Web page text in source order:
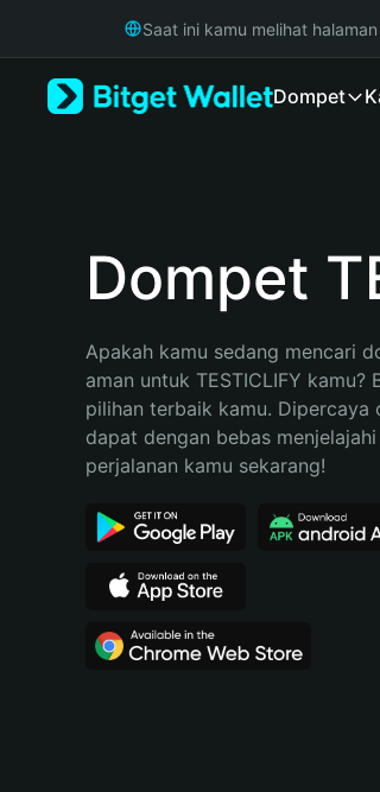
Русский
Bahasa Indonesia
Español (Argentina)
Saat ini kamu melihat
Dompet
Dompet
Apakah kamu sedang mencari
aman untuk TESTICLIFY
pilihan terbaik kamu. Dipercaya
dapat dengan bebas
perjalanan kamu sekarang!